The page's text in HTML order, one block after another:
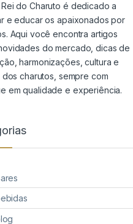
do Charuto é dedicado a
e educar os apaixonados por
Aqui você encontra artigos
do mercado, dicas de
harmonizações, cultura e
dos charutos, sempre com
em qualidade e experiência.